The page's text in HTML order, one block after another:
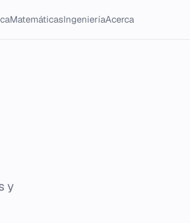
MatemáticasIngenieríaAcerca
y